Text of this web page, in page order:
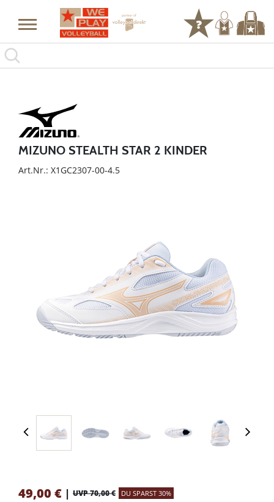
MIZUNO STEALTH STAR 2 KINDER
Art.Nr.: X1GC2307-00-4.5
49,00 € | UVP 70,00 € DU SPARST 30%